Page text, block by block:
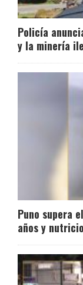
Policía
y la minería
Puno supera
años y